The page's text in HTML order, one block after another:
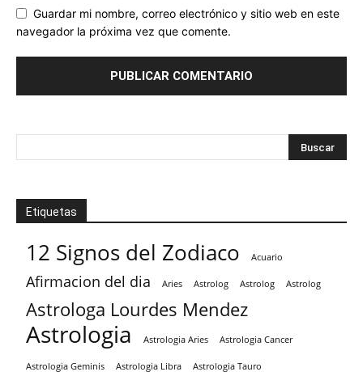
Guardar mi nombre, correo electrónico y sitio web en este
navegador la próxima vez que comente.
Etiquetas
12 Signos del Zodiaco Acuario
Afirmacion del dia Aries Astrolog Astrolog Astrolog
Astrologa Lourdes Mendez
Astrologia Astrologia Aries Astrologia Cancer
Astrologia Geminis Astrologia Libra Astrologia Tauro